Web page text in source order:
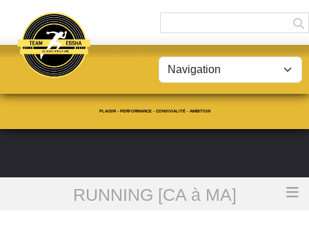
PLAISIR - PERFORMANCE - CONVIVIALITÉ - AMBITION
RUNNING [CA à MA]
RUNNING COMPÉTITION